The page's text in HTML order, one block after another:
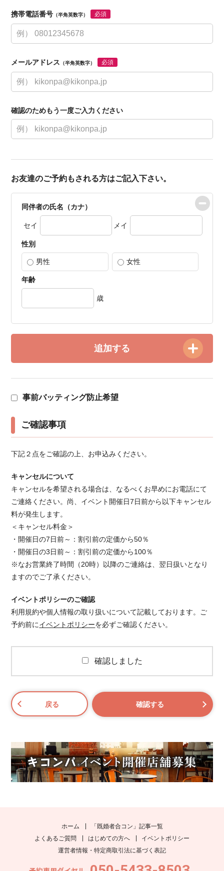
携帯電話番号 （半角英数字） 必須
メールアドレス （半角英数字） 必須
確認のためもう一度ご入力ください
お友達のご予約もされる方はご記入下さい。
同伴者の氏名（カナ）
セイ メイ
性別
男性 女性
年齢
歳
追加する
事前バッティング防止希望
ご確認事項
下記２点をご確認の上、お申込みください。
キャンセルについて
キャンセルを希望される場合は、なるべくお早めにお電話にて
ご連絡ください。 尚、イベント開催日7日前から以下キャンセル
料が発生します。
＜キャンセル料金＞
・開催日の7日前～：割引前の定価から50％
・開催日の3日前～：割引前の定価から100％
※なお営業終了時間（20時）以降のご連絡は、翌日扱いとなり
ますのでご了承ください。
イベントポリシーのご確認
利用規約や個人情報の取り扱いについて記載しております。ご
予約前にイベントポリシーを必ずご確認ください。
確認しました
ホーム
「既婚者合コン」記事一覧
よくあるご質問
はじめての方へ
イベントポリシー
運営者情報・特定商取引法に基づく表記